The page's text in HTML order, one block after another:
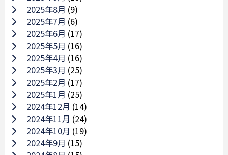
2025年8月 (9)
2025年7月 (6)
2025年6月 (17)
2025年5月 (16)
2025年4月 (16)
2025年3月 (25)
2025年2月 (17)
2025年1月 (25)
2024年12月 (14)
2024年11月 (24)
2024年10月 (19)
2024年9月 (15)